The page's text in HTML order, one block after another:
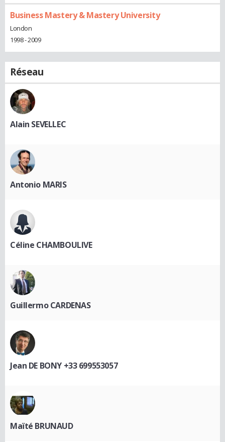
Business Mastery & Mastery University
London
1998 - 2009
Réseau
Alain SEVELLEC
Antonio MARIS
Céline CHAMBOULIVE
Guillermo CARDENAS
Jean DE BONY +33 699553057
Maïté BRUNAUD